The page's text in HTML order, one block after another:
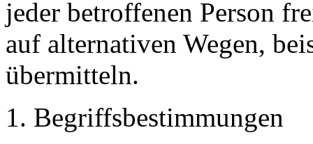
jeder betroffenen Person
auf alternativen Wegen,
übermitteln.
Begriffsbestimmungen